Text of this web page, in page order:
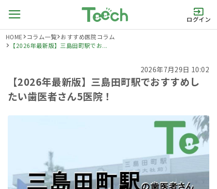
ログイン
HOME コラム一覧 おすすめ医院コラム
【2026年最新版】三島田町駅でお...
2026年7月29日 10:02
【2026年最新版】三島田町駅でおすすめし
たい歯医者さん5医院！